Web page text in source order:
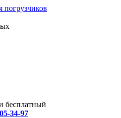
бесплатный
34-97